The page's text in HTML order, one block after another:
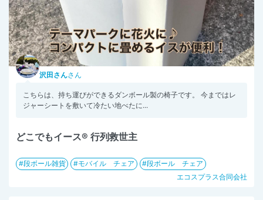
沢田さんさん
こちらは、持ち運びができるダンボール製の椅子です。 今まではレ
ジャーシートを敷いて冷たい地べたに...
どこでもイース® 行列救世主
段ボール雑貨 モバイル チェア
段ボール チェア
エコスプラス合同会社